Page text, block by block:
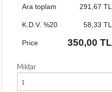
Ara toplam 291,67 TL
K.D.V. %20 58,33 TL
Price 350,00 TL
Miktar